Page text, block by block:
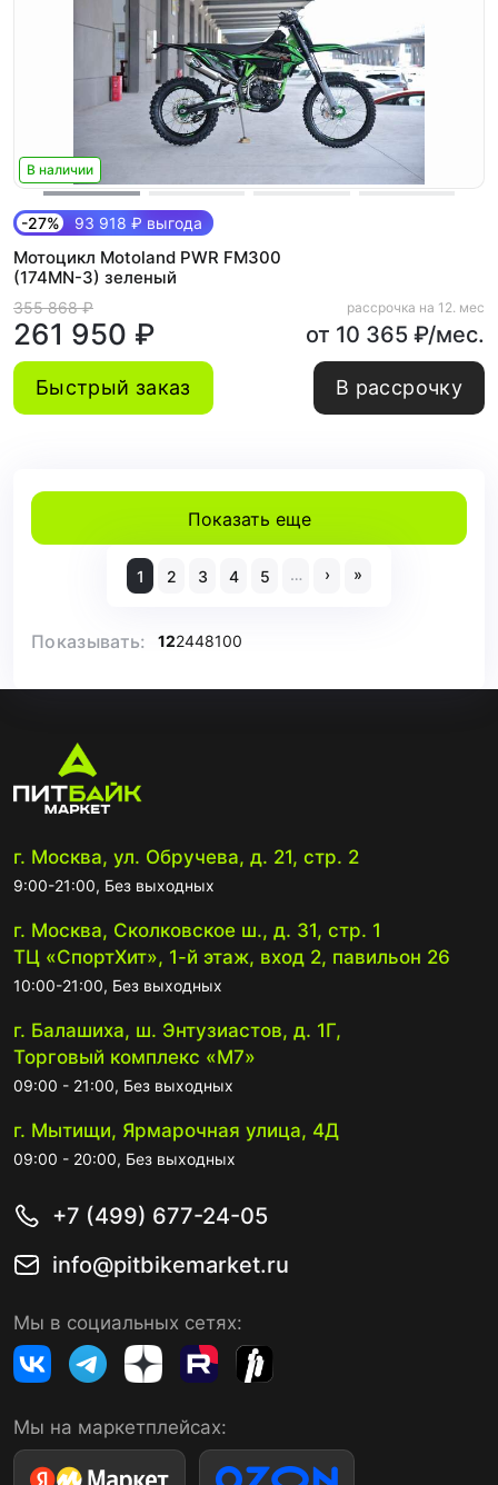
В наличии
-27% 93 918 ₽ выгода
Мотоцикл Motoland PWR FM300
(174MN-3) зеленый
355 868 ₽
261 950 ₽
рассрочка на 12. мес
от 10 365 ₽/мес.
Быстрый заказ В рассрочку
Показать еще
1 2 3 4 5 … › »
Показывать: 122448100
г. Москва, ул. Обручева, д. 21, стр. 2
9:00-21:00, Без выходных
г. Москва, Сколковское ш., д. 31, стр. 1
ТЦ «СпортХит», 1-й этаж, вход 2, павильон 26
10:00-21:00, Без выходных
г. Балашиха, ш. Энтузиастов, д. 1Г,
Торговый комплекс «М7»
09:00 - 21:00, Без выходных
г. Мытищи, Ярмарочная улица, 4Д
09:00 - 20:00, Без выходных
+7 (499) 677-24-05
info@pitbikemarket.ru
Мы в социальных сетях:
Мы на маркетплейсах: